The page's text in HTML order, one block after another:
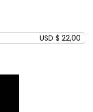
USD $ 22,00